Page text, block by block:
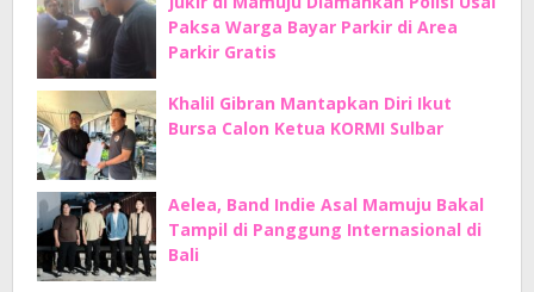
Paksa Warga Bayar Parkir di Area
Parkir Gratis
Khalil Gibran Mantapkan Diri Ikut
Bursa Calon Ketua KORMI Sulbar
Aelea, Band Indie Asal Mamuju Bakal
Tampil di Panggung Internasional di
Bali